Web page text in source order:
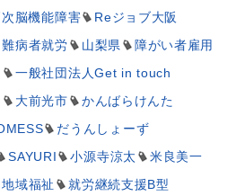
脳機能障害
Reジョブ大阪
難病者就労 山梨県
障がい者雇用
一般社団法人Get in touch
大前光市
かんばらけんた
だうんしょーず
SAYURI 小源寺涼太
米良美一
地域福祉
就労継続支援B型